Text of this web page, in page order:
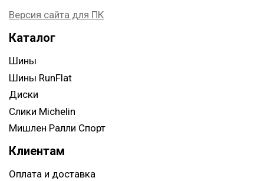
Версия сайта для ПК
Каталог
Шины
Шины RunFlat
Диски
Слики Michelin
Мишлен Ралли Спорт
Клиентам
Оплата и доставка